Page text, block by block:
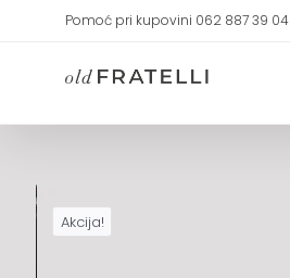
Pomoć pri kupovini 062 887 39 04
Akcija!